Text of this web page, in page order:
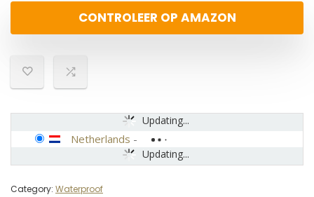
CONTROLEER OP AMAZON
Updating...
Updating...
Netherlands -
Category: Waterproof